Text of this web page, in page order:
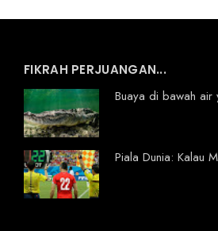
FIKRAH PERJUANGAN...
Buaya di bawah air
Piala Dunia: Kalau